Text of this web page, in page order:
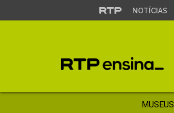
NOTÍCIAS
MUSEUS